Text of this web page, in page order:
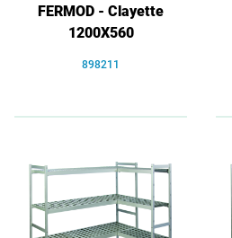
FERMOD - Clayette
1200X560
898211